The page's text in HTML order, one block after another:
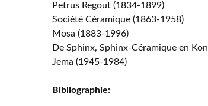
Petrus Regout (1834-1899)
Société Céramique (1863-1958)
Mosa (1883-1996)
De Sphinx, Sphinx-Céramique en
Jema (1945-1984)
Bibliographie: